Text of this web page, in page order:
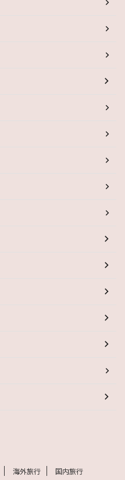
海外旅行 国内旅行